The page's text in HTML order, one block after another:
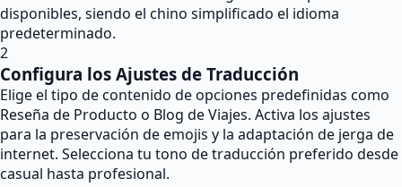
disponibles, siendo el chino simplificado el idioma
predeterminado.
2
Configura los Ajustes de Traducción
Elige el tipo de contenido de opciones predefinidas como
Reseña de Producto o Blog de Viajes. Activa los ajustes
para la preservación de emojis y la adaptación de jerga de
internet. Selecciona tu tono de traducción preferido desde
casual hasta profesional.